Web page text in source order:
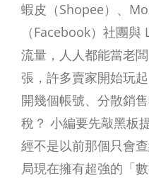
蝦皮（Shopee）、
（Facebook）社團
流量，人人都能當老
張，許多賣家開始玩
開幾個帳號、分散銷
稅？ 小編要先敲黑板
經不是以前那個只會
局現在擁有超強的「